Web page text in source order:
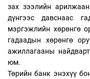
зах зээлийн
дүнгээс давснаас
мэргэжлийн хөрөнгө
гадаадын хөрөнгө
ажиллагааны
юм.
Төрийн банк энэхүү